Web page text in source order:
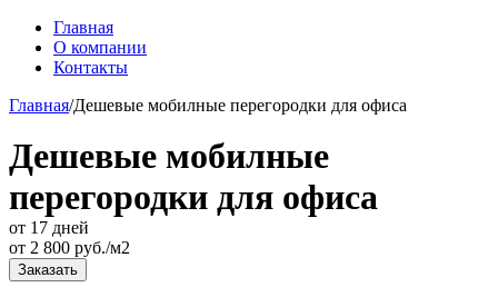
Главная
О компании
Контакты
Главная/Дешевые мобилные перегородки для офиса
Дешевые мобилные
перегородки для офиса
от 17 дней
от 2 800 руб./м2
Заказать